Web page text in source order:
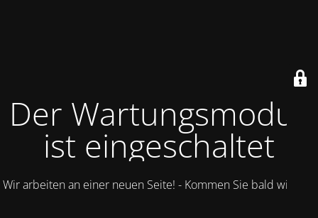
Der Wartungsmodus
ist eingeschaltet
Wir arbeiten an einer neuen Seite! - Kommen Sie bald wieder.